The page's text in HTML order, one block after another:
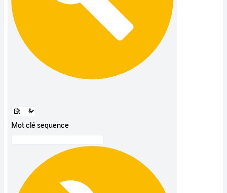
Mot clé sequence